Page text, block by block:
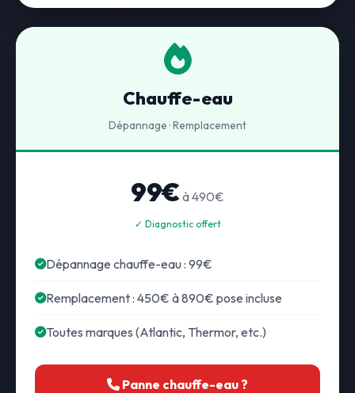
Chauffe-eau
Dépannage · Remplacement
99€ à 490€
✓ Diagnostic offert
Dépannage chauffe-eau : 99€
Remplacement : 450€ à 890€ pose incluse
Toutes marques (Atlantic, Thermor, etc.)
Panne chauffe-eau ?